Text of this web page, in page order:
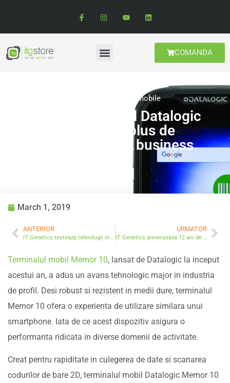
COMANDA
Terminale mobile
Terminalul mobil Datalogic
Memor 10, plus de
performanta in business
March 1, 2019
ANTERIOR
IT Genetics testeaza tehnologii inovatoare pentru retail la EuroCIS 2019
URMATOR
IT Genetics aniverseaza 12 ani de activitate: Va multumim pentru ca ne inspirati zi de zi!
Terminalul mobil Memor 10, lansat de Datalogic la inceput
acestui an, a adus un avans tehnologic major in industria
de profil. Desi robust si rezistent in medii dure, terminalul
Memor 10 ofera o experienta de utilizare similara unui
smartphone. Iata de ce acest dispozitiv asigura o
performanta ridicata in diverse domenii de activitate.
Creat pentru rapiditate in culegerea de date si scanarea
codurilor de bare 2D, terminalul mobil Datalogic Memor 10